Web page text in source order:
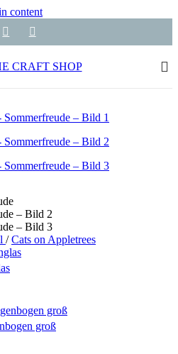
content
/ Cats on Appletrees
groß